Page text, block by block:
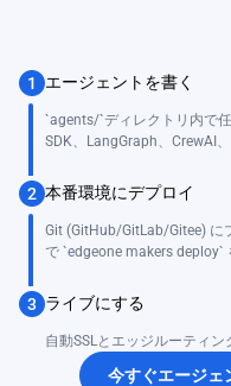
1 エージェントを書く
`agents/`ディレクトリ内で
SDK、LangGraph、CrewAI
2 本番環境にデプロイ
Git (GitHub/GitLab/Gitee) に
で `edgeone makers deploy`
3 ライブにする
自動SSLとエッジルーティン
今すぐエージェ